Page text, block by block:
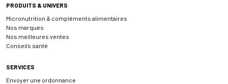
PRODUITS & UNIVERS
Micronutrition & compléments alimentaires
Nos marques
Nos meilleures ventes
Conseils santé
SERVICES
Envoyer une ordonnance